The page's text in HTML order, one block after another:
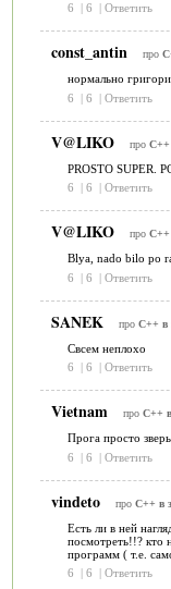
6
| 6 | Ответить
const_antin про
нормально
6
| 6 | Ответить
V@LIKO про
PROSTO SUPER.
6
| 6 | Ответить
V@LIKO про
Blya, nado bilo po
6
| 6 | Ответить
SANEK про C++ в
Свсем неплохо
6
| 6 | Ответить
Vietnam про C++
Прога просто
6
| 6 | Ответить
vindeto про C++ в
Есть ли в ней
посмотреть!!? кто
программ ( т.е.
6
| 6 | Ответить